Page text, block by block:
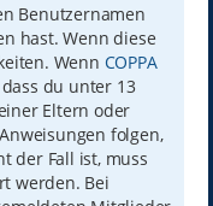
Benutzernamen
hast. Wenn diese
Wenn COPPA
du unter 13
Eltern oder
folgen,
der Fall ist, muss
werden. Bei